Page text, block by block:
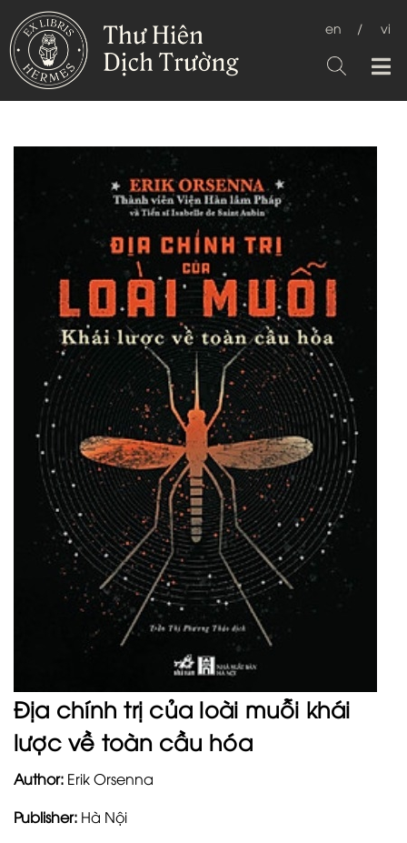
en / vi
Địa chính trị của loài muỗi khái
lược về toàn cầu hóa
Author: Erik Orsenna
Publisher: Hà Nội